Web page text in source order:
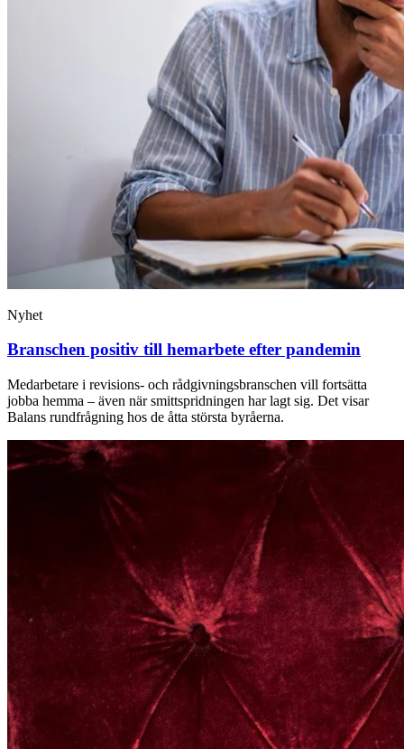
Nyhet
Branschen positiv till hemarbete efter pandemin
Medarbetare i revisions- och rådgivningsbranschen vill fortsätta
jobba hemma – även när smittspridningen har lagt sig. Det visar
Balans rundfrågning hos de åtta största byråerna.